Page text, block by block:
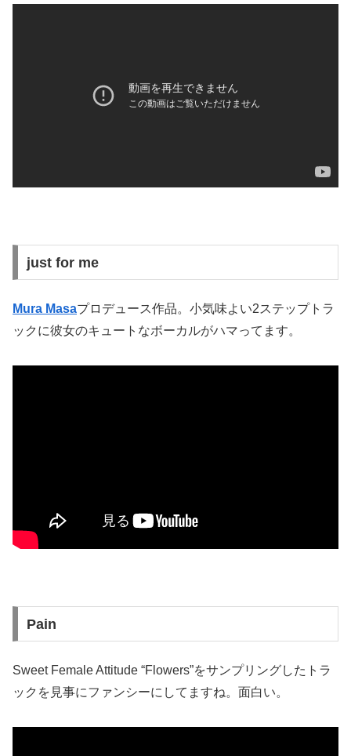
just for me
Mura Masaプロデュース作品。小気味よい2ステップトラ
ックに彼女のキュートなボーカルがハマってます。
Pain
Sweet Female Attitude “Flowers”をサンプリングしたトラ
ックを見事にファンシーにしてますね。面白い。